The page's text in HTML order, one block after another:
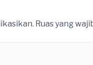
Ruas yang